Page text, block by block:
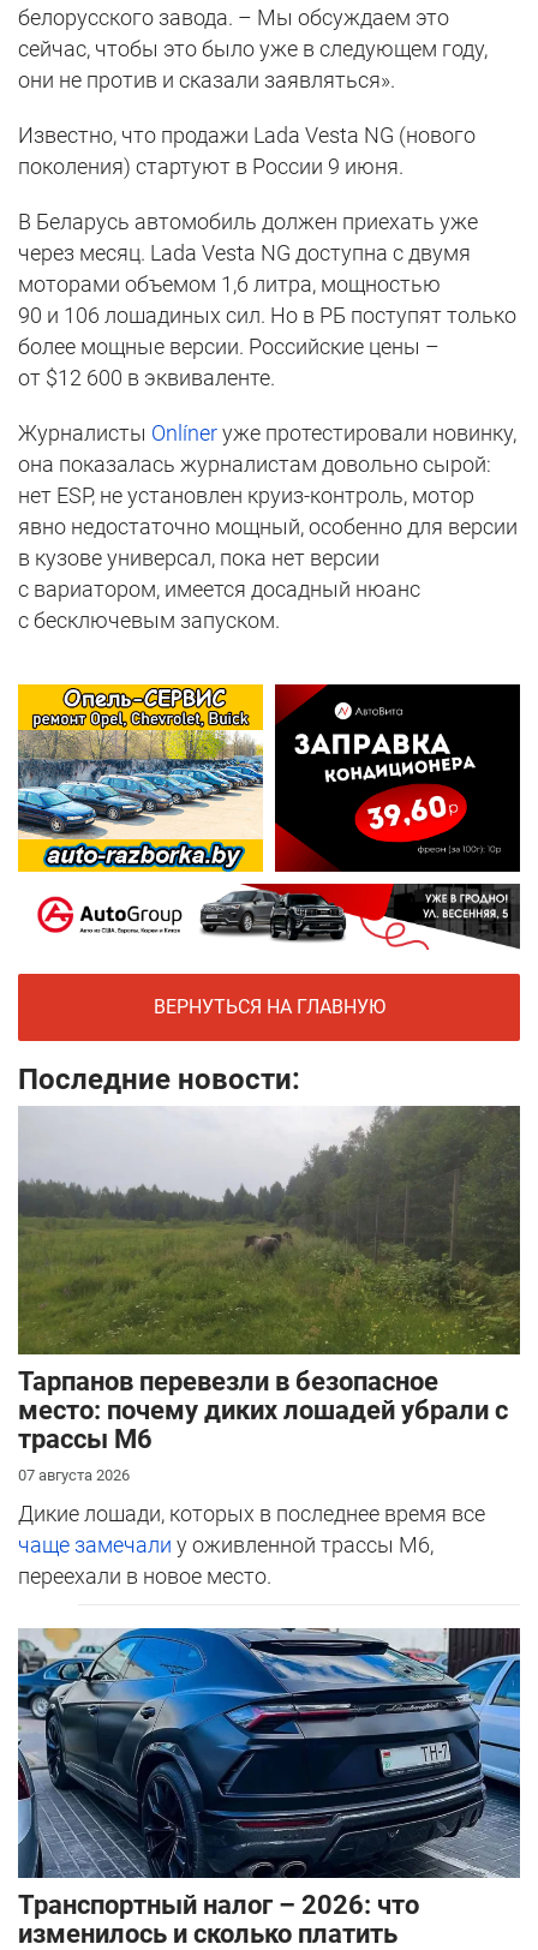
белорусского завода. – Мы обсуждаем это
сейчас, чтобы это было уже в следующем году,
они не против и сказали заявляться».
Известно, что продажи Lada Vesta NG (нового
поколения) стартуют в России 9 июня.
В Беларусь автомобиль должен приехать уже
через месяц. Lada Vesta NG доступна с двумя
моторами объемом 1,6 литра, мощностью
90 и 106 лошадиных сил. Но в РБ поступят только
более мощные версии. Российские цены –
от $12 600 в эквиваленте.
Журналисты Onlínerуже протестировали новинку,
она показалась журналистам довольно сырой:
нет ESP, не установлен круиз-контроль, мотор
явно недостаточно мощный, особенно для версии
в кузове универсал, пока нет версии
с вариатором, имеется досадный нюанс
с бесключевым запуском.
ВЕРНУТЬСЯ НА ГЛАВНУЮ
Последние новости:
Тарпанов перевезли в безопасное
место: почему диких лошадей убрали с
трассы М6
07 августа 2026
Дикие лошади, которых в последнее время все
чаще замечали у оживленной трассы М6,
переехали в новое место.
Транспортный налог – 2026: что
изменилось и сколько платить